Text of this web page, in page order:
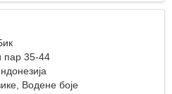
пар 35-44
Водене боје